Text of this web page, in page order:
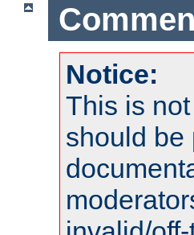
Notice:
This is
should be